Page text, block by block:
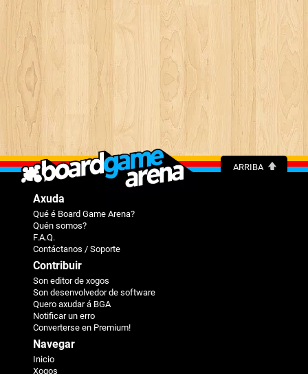
ARRIBA
Axuda
Qué é Board Game Arena?
Quén somos?
F.A.Q.
Contáctanos / Soporte
Contribuir
Son editor de xogos
Son desenvolvedor de software
Quero axudar á BGA
Notificar un erro
Converterse en Premium!
Navegar
Inicio
Xogos